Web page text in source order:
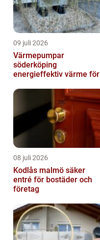
09 juli 2026
Värmepumpar
söderköping
energieffektiv värme för
08 juli 2026
Kodlås malmö säker
entré för bostäder och
företag